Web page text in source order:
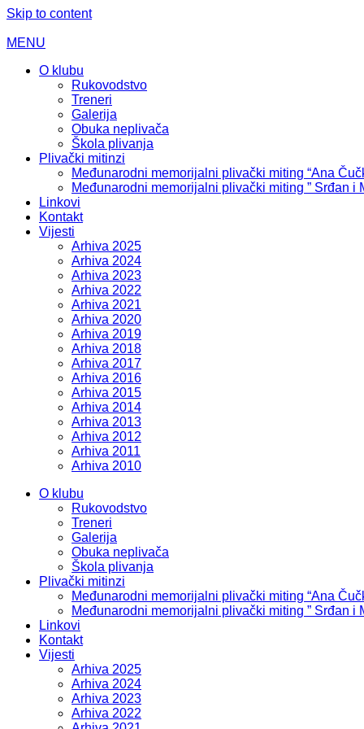
Skip to content
MENU
O klubu
Rukovodstvo
Treneri
Galerija
Obuka neplivača
Škola plivanja
Plivački mitinzi
Međunarodni memorijalni plivački miting “Ana
Međunarodni memorijalni plivački miting ” Srđan i
Linkovi
Kontakt
Vijesti
Arhiva 2025
Arhiva 2024
Arhiva 2023
Arhiva 2022
Arhiva 2021
Arhiva 2020
Arhiva 2019
Arhiva 2018
Arhiva 2017
Arhiva 2016
Arhiva 2015
Arhiva 2014
Arhiva 2013
Arhiva 2012
Arhiva 2011
Arhiva 2010
O klubu
Rukovodstvo
Treneri
Galerija
Obuka neplivača
Škola plivanja
Plivački mitinzi
Međunarodni memorijalni plivački miting “Ana
Međunarodni memorijalni plivački miting ” Srđan i
Linkovi
Kontakt
Vijesti
Arhiva 2025
Arhiva 2024
Arhiva 2023
Arhiva 2022